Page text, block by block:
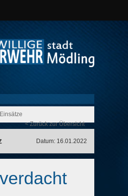
Einsätze
< Zurück zur Übersicht
Datum: 16.01.2022